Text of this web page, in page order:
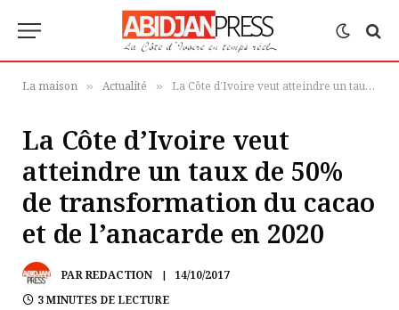
La maison » Actualité » La Côte d’Ivoire veut atteindre un taux de 50% de transformation du cacao et de l’anacarde en 2020
La Côte d’Ivoire veut
atteindre un taux de 50%
de transformation du cacao
et de l’anacarde en 2020
PARREDACTION
14/10/2017
3 MINUTES DE LECTURE